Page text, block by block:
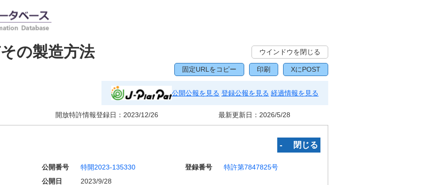
の製造方法 ウインドウを閉じる
固定URLをコピー 印刷 XにPOST
公開公報を見る 登録公報を見る 経過情報を見る
開放特許情報登録日： 2023/12/26 最新更新日： 2026/5/28
‐ 閉じる
公開番号 特開2023-135330 登録番号
特許第7847825号
公開日
2023/9/28